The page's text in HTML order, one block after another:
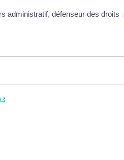
administratif, défenseur des droits
dans un nouvel onglet)
(ouverture dans un nouvel onglet)
un nouvel onglet)